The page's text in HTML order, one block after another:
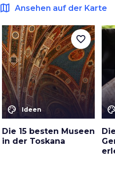
map Ansehen auf der Karte
color_lens Ideen
Die 15 besten Museen
in der Toskana
favorite_border